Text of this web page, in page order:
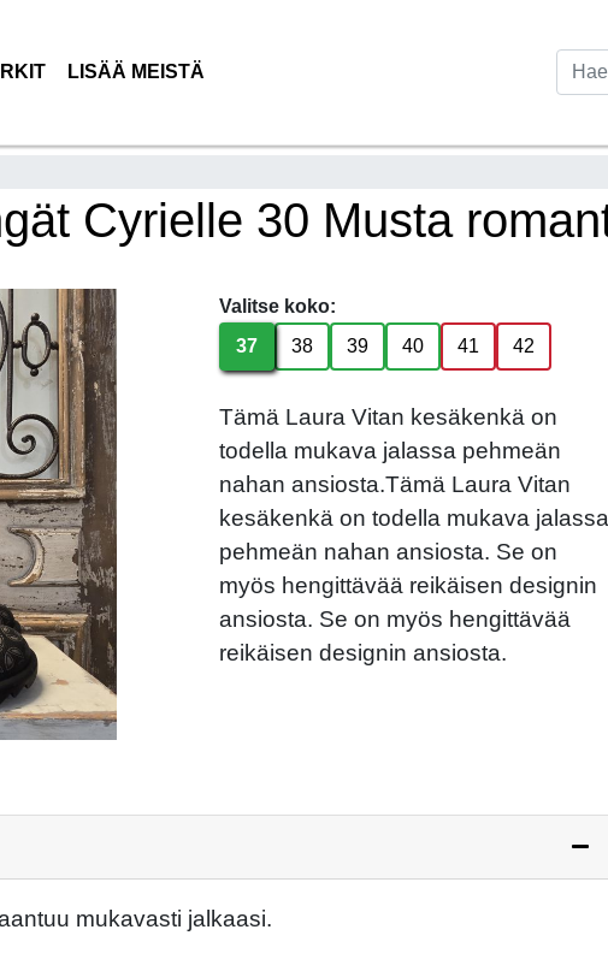
LISÄÄ MEISTÄ
Cyrielle 30 Musta
Valitse koko:
37
38 39 40 41 42
Tämä Laura Vitan kesäkenkä on
todella mukava jalassa pehmeän
nahan ansiosta.Tämä Laura Vitan
kesäkenkä on todella mukava jalassa
pehmeän nahan ansiosta. Se on
myös hengittävää reikäisen designin
ansiosta. Se on myös hengittävää
reikäisen designin ansiosta.
mukavasti jalkaasi.